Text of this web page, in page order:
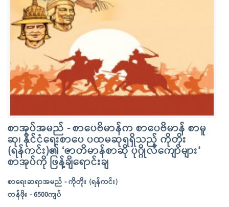
စာအုပ်အမည် - စာပေဗိမာန်က စာပေဗိမာန် စာမူ
ဆု၊ နိုင်ငံရေးစာပေ ပထမဆုရရှိသည့် ကိုတိုး
(ရန်ကင်း)၏ ‘ဇာတိမာန်စာဆို ပုဂ္ဂိုလ်ကျော်များ’
စာအုပ်ကို ဖြန့်ချိရောင်းချ
စာရေးဆရာအမည် - ကိုတိုး (ရန်ကင်း)
တန်ဖိုး - 6500ကျပ်